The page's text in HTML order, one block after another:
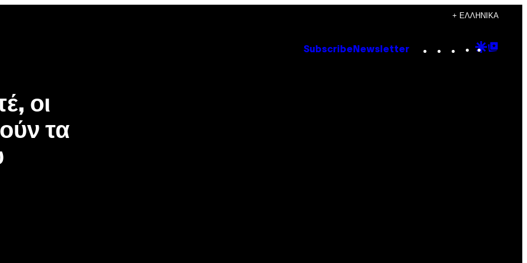
+ ΕΛΛΗΝΙΚΆ
Subscribe Newsletter Instagram
TikTok
YouTube
Google
οι
τα